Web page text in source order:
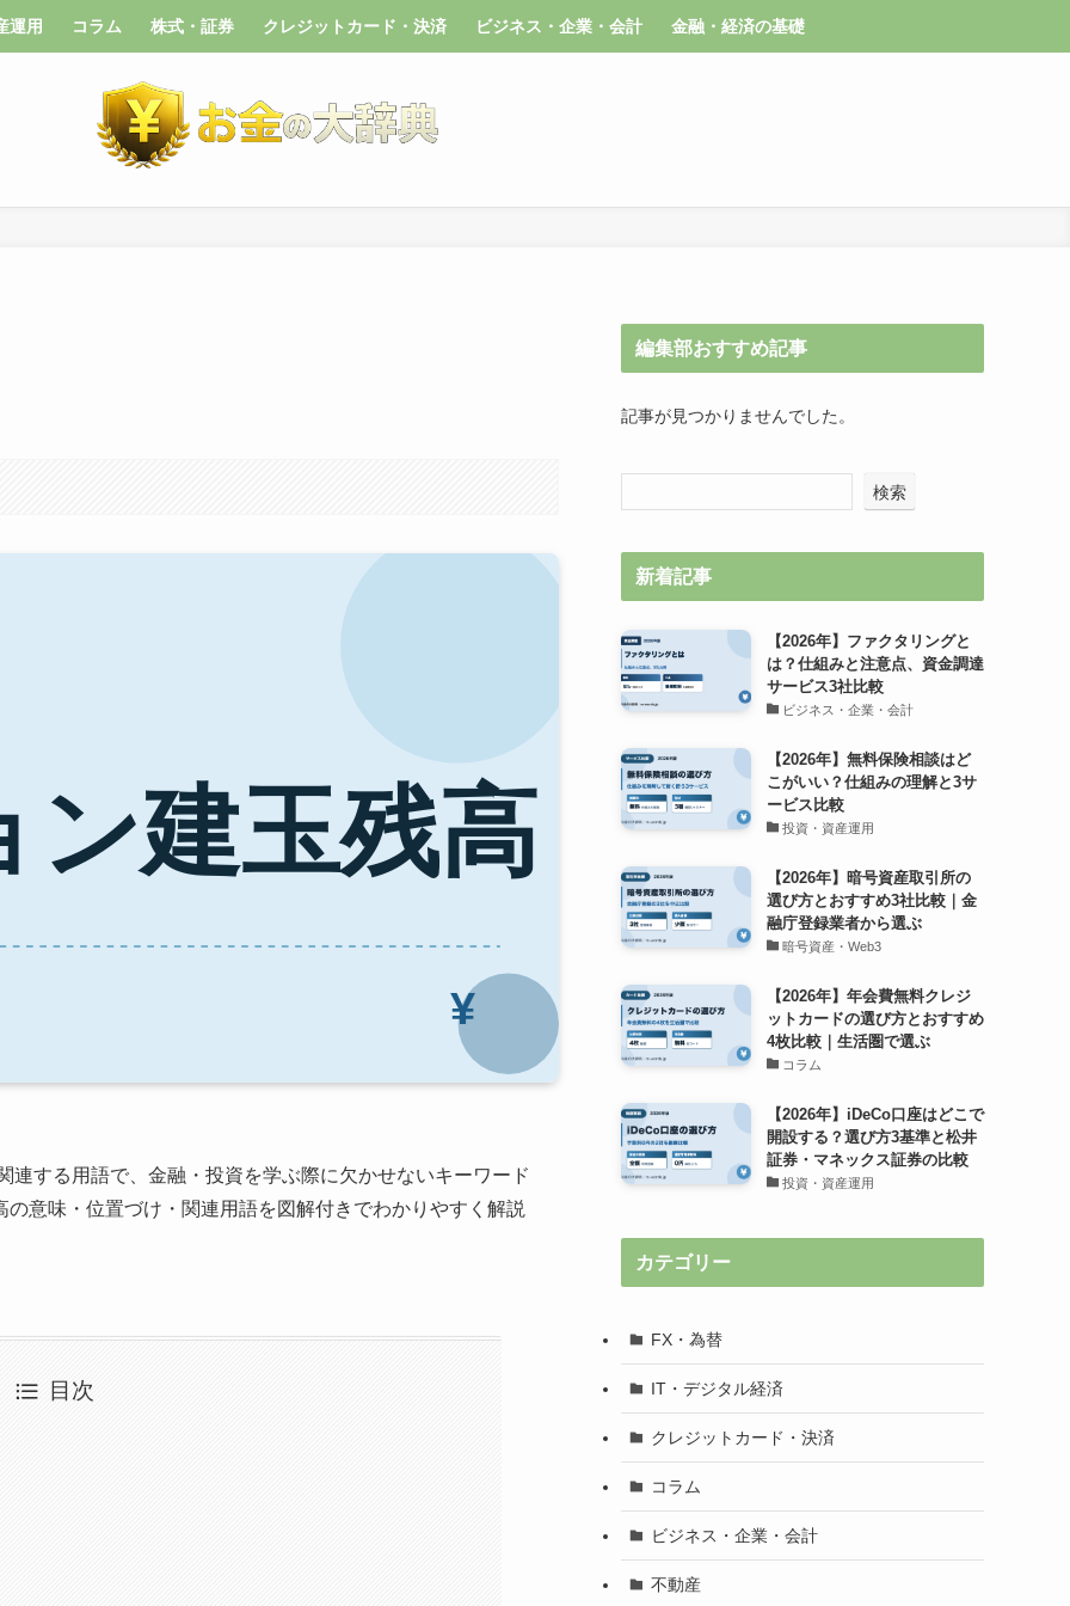
運用 コラム 株式・証券 クレジットカード・決済 ビジネス・企業・会計 金融・経済の基礎
連する用語で、金融・投資を学ぶ際に欠かせないキーワード
意味・位置づけ・関連用語を図解付きでわかりやすく解説
目次
編集部おすすめ記事
記事が見つかりませんでした。
検索
新着記事
【2026年】ファクタリングと
は？仕組みと注意点、資金調達
サービス3社比較
ビジネス・企業・会計
【2026年】無料保険相談はど
こがいい？仕組みの理解と3サ
ービス比較
投資・資産運用
【2026年】暗号資産取引所の
選び方とおすすめ3社比較｜金
融庁登録業者から選ぶ
暗号資産・Web3
【2026年】年会費無料クレジ
ットカードの選び方とおすすめ
4枚比較｜生活圏で選ぶ
コラム
【2026年】iDeCo口座はどこで
開設する？選び方3基準と松井
証券・マネックス証券の比較
投資・資産運用
カテゴリー
FX・為替
IT・デジタル経済
クレジットカード・決済
コラム
ビジネス・企業・会計
不動産